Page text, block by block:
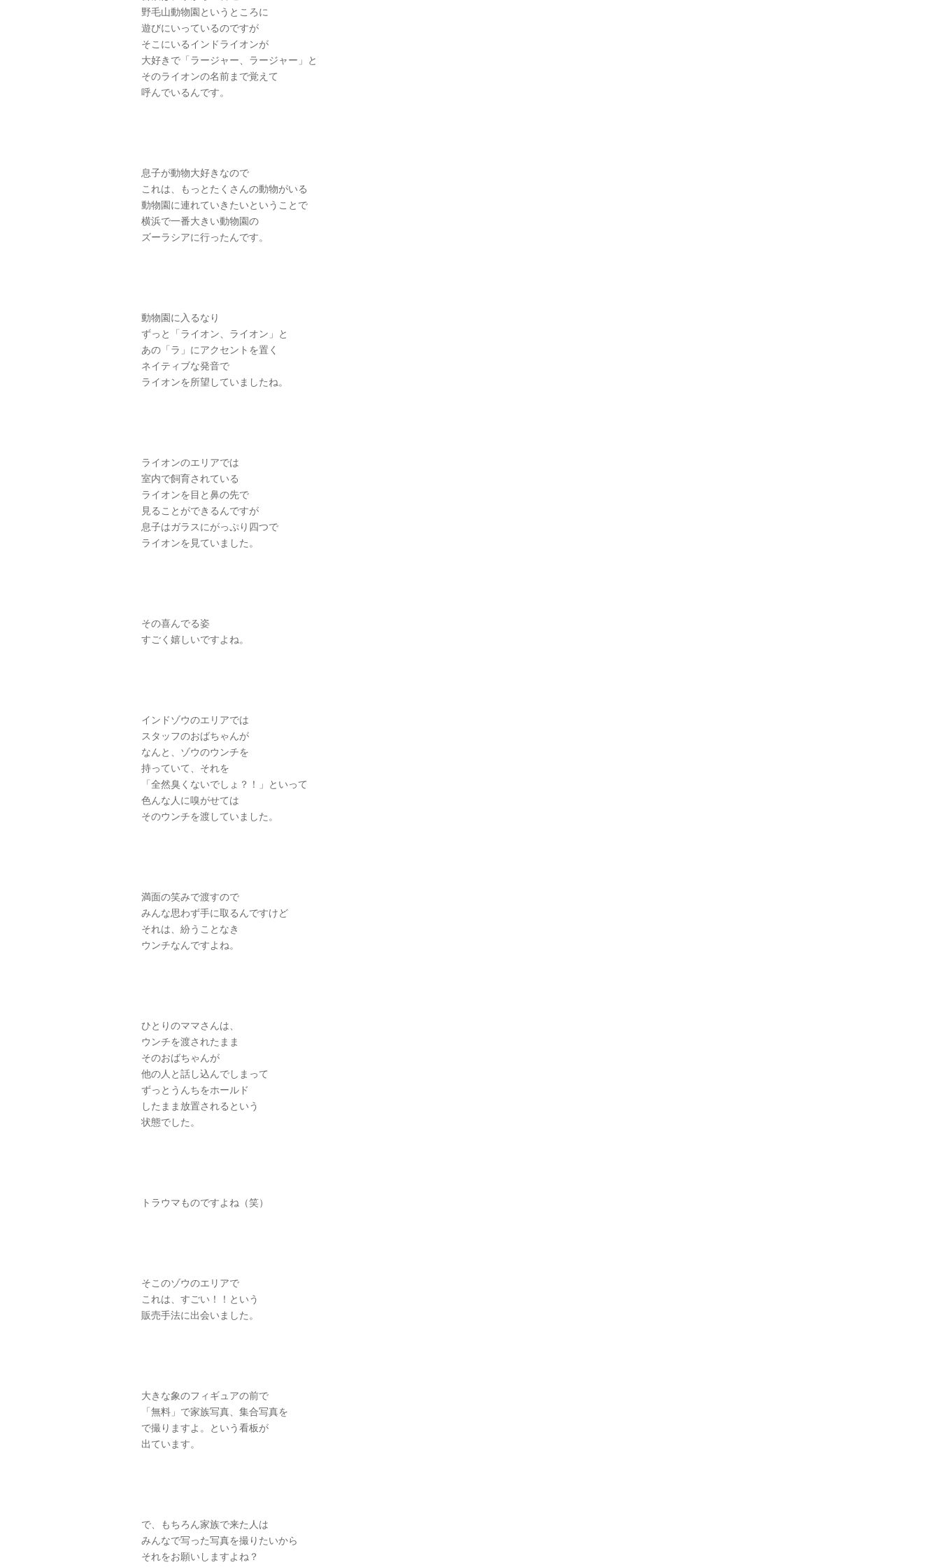
野毛山動物園というところに
遊びにいっているのですが
そこにいるインドライオンが
大好きで「ラージャー、ラージャー」と
そのライオンの名前まで覚えて
呼んでいるんです。
息子が動物大好きなので
これは、もっとたくさんの動物がいる
動物園に連れていきたいということで
横浜で一番大きい動物園の
ズーラシアに行ったんです。
動物園に入るなり
ずっと「ライオン、ライオン」と
あの「ラ」にアクセントを置く
ネイティブな発音で
ライオンを所望していましたね。
ライオンのエリアでは
室内で飼育されている
ライオンを目と鼻の先で
見ることができるんですが
息子はガラスにがっぷり四つで
ライオンを見ていました。
その喜んでる姿
すごく嬉しいですよね。
インドゾウのエリアでは
スタッフのおばちゃんが
なんと、ゾウのウンチを
持っていて、それを
「全然臭くないでしょ？！」といって
色んな人に嗅がせては
そのウンチを渡していました。
満面の笑みで渡すので
みんな思わず手に取るんですけど
それは、紛うことなき
ウンチなんですよね。
ひとりのママさんは、
ウンチを渡されたまま
そのおばちゃんが
他の人と話し込んでしまって
ずっとうんちをホールド
したまま放置されるという
状態でした。
トラウマものですよね（笑）
そこのゾウのエリアで
これは、すごい！！という
販売手法に出会いました。
大きな象のフィギュアの前で
「無料」で家族写真、集合写真を
で撮りますよ。という看板が
出ています。
で、もちろん家族で来た人は
みんなで写った写真を撮りたいから
それをお願いしますよね？